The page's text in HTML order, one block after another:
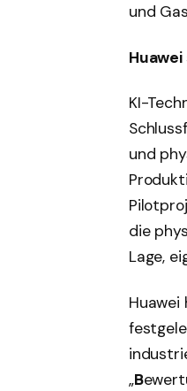
und
KI-
und
die
Lage,
„B